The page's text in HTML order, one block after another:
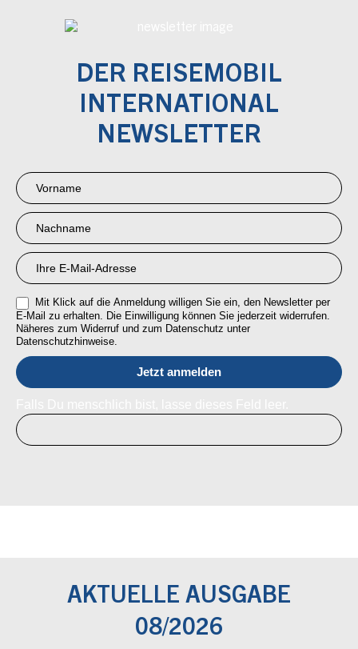
DER REISEMOBIL
INTERNATIONAL
NEWSLETTER
Newsletter
Anmeldung
RMI
Mit Klick auf die Anmeldung willigen Sie ein, den Newsletter per
E-Mail zu erhalten. Die Einwilligung können Sie jederzeit widerrufen.
Näheres zum Widerruf und zum Datenschutz unter
Datenschutzhinweise.
AKTUELLE AUSGABE
08/2026